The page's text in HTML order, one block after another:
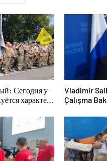
Сегодня у
характер
Vladimir
Çalışma
edinme
kararını